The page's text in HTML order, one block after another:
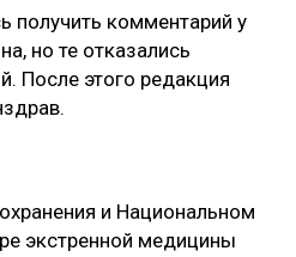
получить комментарий у
но те отказались
После этого редакция
и Национальном
экстренной медицины